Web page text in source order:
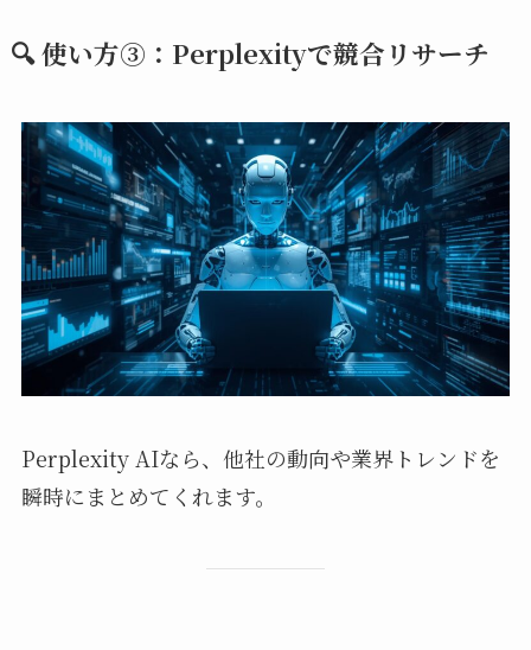
🔍 使い方③：Perplexityで競合リサーチ
Perplexity AIなら、他社の動向や業界トレンドを
瞬時にまとめてくれます。